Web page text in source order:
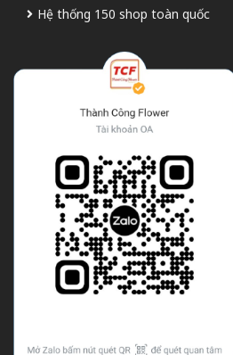
Hệ thống 150 shop toàn quốc